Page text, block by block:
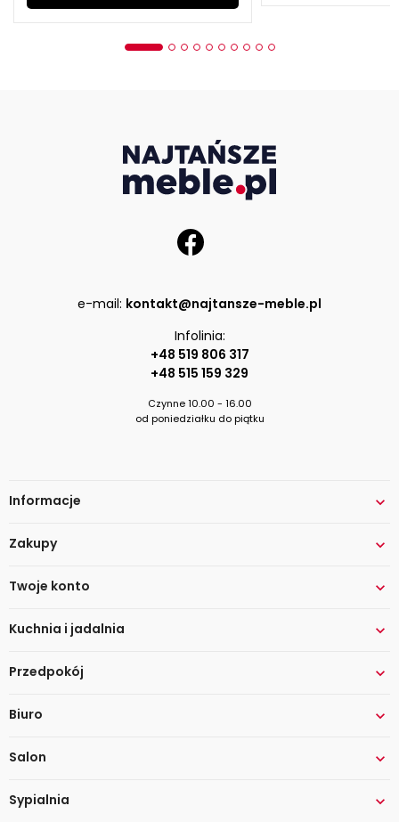
e-mail: kontakt@najtansze-meble.pl
Infolinia:
+48 519 806 317
+48 515 159 329
Czynne 10.00 - 16.00
od poniedziałku do piątku
Informacje 
Zakupy 
Twoje konto 
Kuchnia i jadalnia 
Przedpokój 
Biuro 
Salon 
Sypialnia 